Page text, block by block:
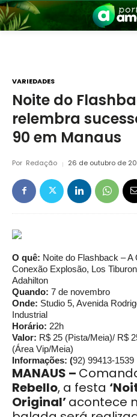
VARIEDADES
Noite do
relembra
90 em Manaus
Por Redação 26 de outubro de
O quê: Noite do Flashback –
Conexão Explosão, Los
Adahilton
Quando: 7 de novembro
Onde: Studio 5, Avenida
Industrial
Horário: 22h
Valor: R$ 25 (Pista/Meia)/ R$
(Área Vip/Meia)
Informações: (92) 99413-1539
MANAUS –
Rebello, a festa
Original’acontece